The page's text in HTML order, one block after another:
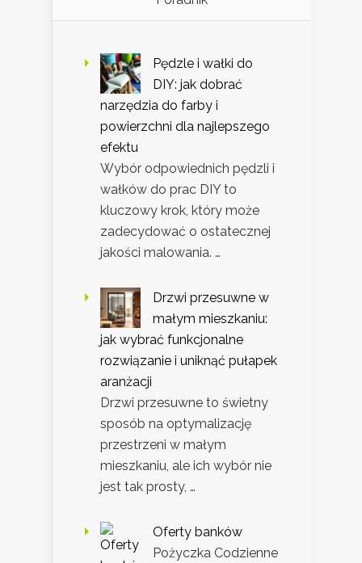
Pędzle i wałki do
DIY: jak dobrać
narzędzia do farby i
powierzchni dla najlepszego
efektu
Wybór odpowiednich pędzli i
wałków do prac DIY to
kluczowy krok, który może
zadecydować o ostatecznej
jakości malowania. …
Drzwi przesuwne w
małym mieszkaniu:
jak wybrać funkcjonalne
rozwiązanie i uniknąć pułapek
aranżacji
Drzwi przesuwne to świetny
sposób na optymalizację
przestrzeni w małym
mieszkaniu, ale ich wybór nie
jest tak prosty, …
Oferty banków
Pożyczka Codzienne